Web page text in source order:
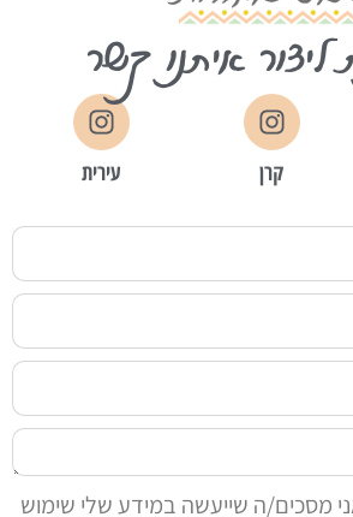
ליצור איתנו קשר
קרן עירית
מסכים/ה שייעשה במידע שלי שימוש